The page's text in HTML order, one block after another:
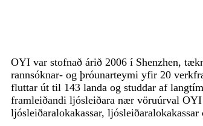
OYI var stofnað árið 2006 í Shenzhen,
rannsóknar- og þróunarteymi yfir 20
fluttar út til 143 landa og studdar af
framleiðandi ljósleiðara nær vöruúrval
ljósleiðaralokakassar,